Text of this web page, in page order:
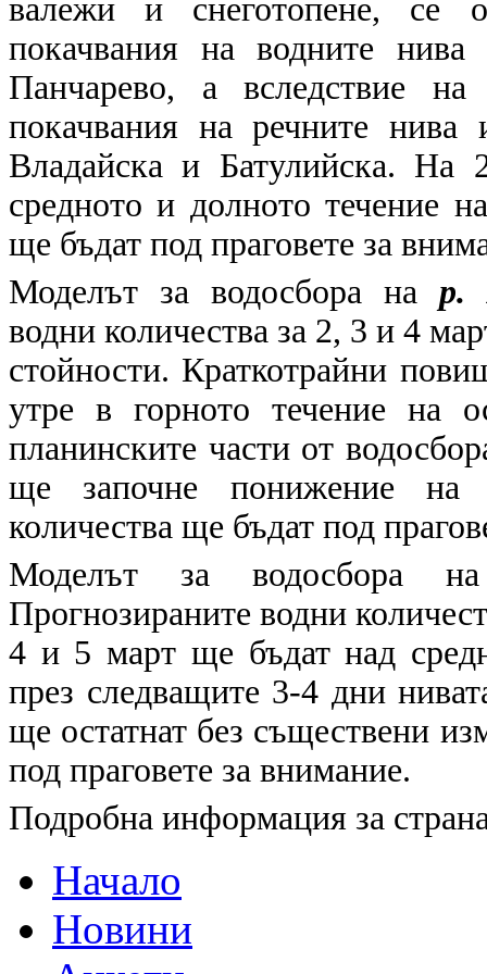
валежи и снеготопене, се
покачвания на водните
Панчарево, а вследствие
покачвания на речните
Владайска и Батулийска.
средното и долното течение
ще бъдат под праговете за
Моделът за водосбора на р.
водни количества за 2, 3 и 4
стойности. Краткотрайни
утре в горното течение на
планинските части от
ще започне понижение на
количества ще бъдат под
Моделът за водосбора
Прогнозираните водни
4 и 5 март ще бъдат над
през следващите 3-4 дни
ще остатнат без съществени
под праговете за внимание.
Подробна информация за
Начало
Новини